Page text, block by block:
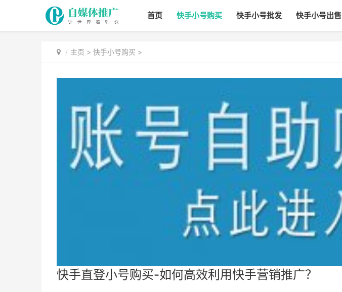
首页 快手小号购买 快手小号批发 快手小号出售
主页 > 快手小号购买 >
快手直登小号购买-如何高效利用快手营销推广？